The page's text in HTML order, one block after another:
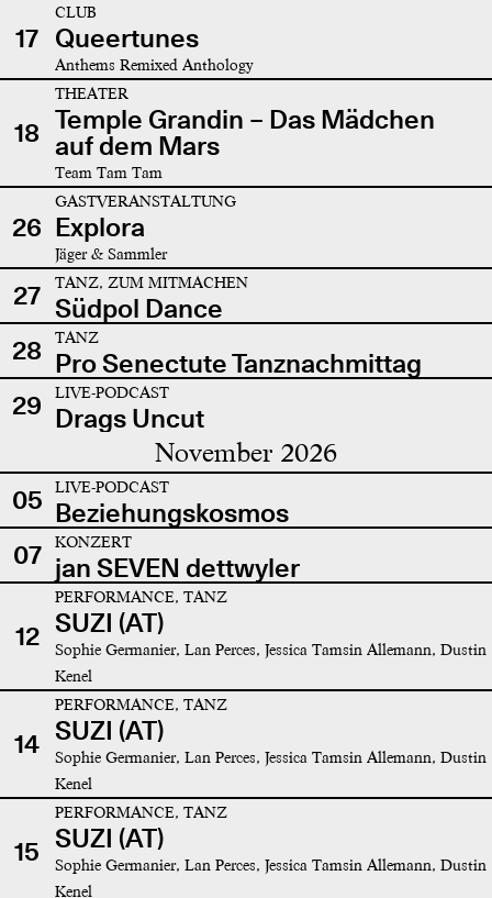
17
CLUB
Queertunes
Anthems Remixed Anthology
18
THEATER
Temple Grandin – Das Mädchen
auf dem Mars
Team Tam Tam
26
GASTVERANSTALTUNG
Explora
Jäger & Sammler
27 TANZ, ZUM MITMACHEN
Südpol Dance
28
TANZ
Pro Senectute Tanznachmittag
29
LIVE-PODCAST
Drags Uncut
November 2026
05 LIVE-PODCAST
Beziehungskosmos
07
KONZERT
jan SEVEN dettwyler
12
PERFORMANCE, TANZ
SUZI (AT)
Sophie Germanier, Lan Perces, Jessica Tamsin Allemann, Dustin
Kenel
14
PERFORMANCE, TANZ
SUZI (AT)
Sophie Germanier, Lan Perces, Jessica Tamsin Allemann, Dustin
Kenel
15
PERFORMANCE, TANZ
SUZI (AT)
Sophie Germanier, Lan Perces, Jessica Tamsin Allemann, Dustin
Kenel